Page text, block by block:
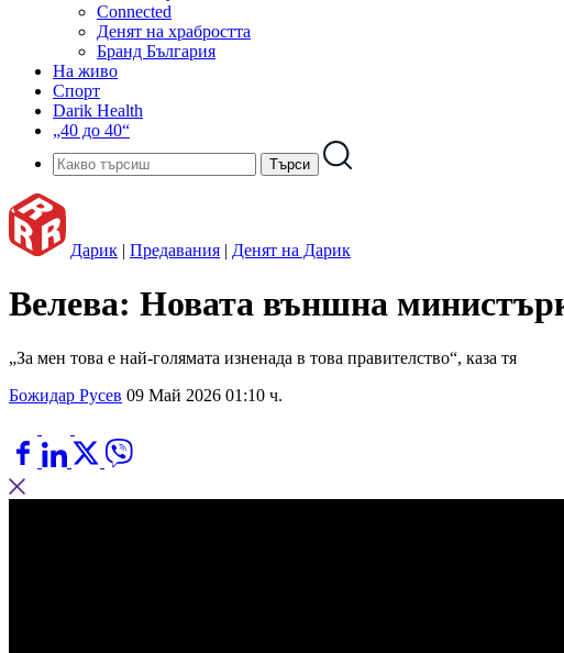
Connected
Денят на храбростта
Бранд България
На живо
Спорт
Darik Health
„40 до 40“
Дарик | Предавания | Денят на Дарик
Велева: Новата външна
„За мен това е най-голямата изненада в това правителство“, каза тя
Божидар Русев 09 Май 2026 01:10 ч.